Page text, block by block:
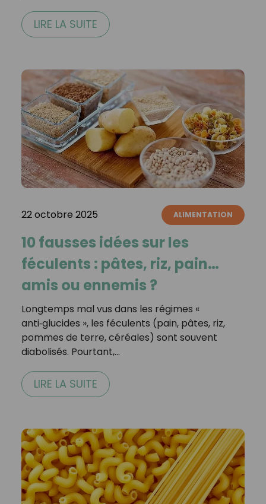
LIRE LA SUITE
22 octobre 2025 ALIMENTATION
10 fausses idées sur les
féculents : pâtes, riz, pain…
amis ou ennemis ?
Longtemps mal vus dans les régimes «
anti‑glucides », les féculents (pain, pâtes, riz,
pommes de terre, céréales) sont souvent
diabolisés. Pourtant,…
LIRE LA SUITE